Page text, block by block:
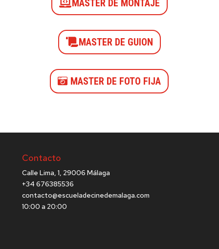
MASTER DE MONTAJE
MASTER DE GUION
MASTER DE FOTO FIJA
Contacto
Calle Lima, 1, 29006 Málaga
+34 676385536
contacto@escueladecinedemalaga.com
10:00 a 20:00